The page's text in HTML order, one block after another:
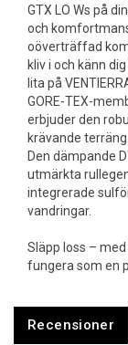
GTX LO Ws på
och
oöverträffad
kliv i och känn
lita på
GORE-TEX-
erbjuder den
krävande
Den dämpande
utmärkta
integrerade
vandringar.
Släpp loss –
fungera som en
Recensioner